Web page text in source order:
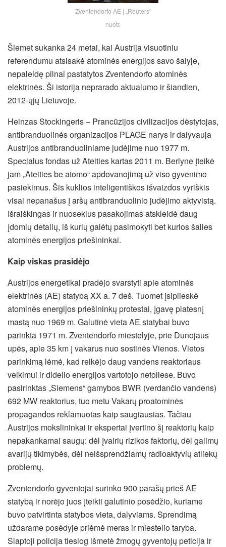
Zventendorfo AE | „Reuters“
nuotr.
Šiemet sukanka 24 metai, kai Austrija visuotiniu
referendumu atsisakė atominės energijos savo šalyje,
nepaleidę pilnai pastatytos Zventendorfo atominės
elektrinės. Ši istorija neprarado aktualumo ir šiandien,
2012-ųjų Lietuvoje.
Heinzas Stockingeris – Prancūzijos civilizacijos dėstytojas,
antibranduolinės organizacijos PLAGE narys ir dalyvauja
Austrijos antibranduoliniame judėjime nuo 1977 m.
Specialus fondas už Ateities kartas 2011 m. Berlyne įteikė
jam „Ateities be atomo“ apdovanojimą už viso gyvenimo
pasiekimus. Šis kuklios inteligentiškos išvaizdos vyriškis
visai nepanašus į aršų antibranduolinio judėjimo aktyvistą.
Išraiškingas ir nuoseklus pasakojimas atskleidė daug
įdomių detalių, iš kurių galėtų pasimokyti bet kurios šalies
atominės energijos priešininkai.
Kaip viskas prasidėjo
Austrijos energetikai pradėjo svarstyti apie atominės
elektrinės (AE) statybą XX a. 7 deš. Tuomet įsiplieskė
atominės energijos priešininkų protestai, įgavę platesnį
mastą nuo 1969 m. Galutinė vieta AE statybai buvo
parinkta 1971 m. Zventendorfo miestelyje, prie Dunojaus
upės, apie 35 km į vakarus nuo sostinės Vienos. Vietos
parinkimą lėmė, kad reikėjo daug vandens reaktoriaus
veikimui ir didelio energijos vartotojo netoliese. Buvo
pasirinktas „Siemens“ gamybos BWR (verdančio vandens)
692 MW reaktorius, tuo metu Vakarų proatominės
propagandos reklamuotas kaip saugiausias. Tačiau
Austrijos mokslininkai ir ekspertai įvertino šį reaktorių kaip
nepakankamai saugų: dėl įvairių rizikos faktorių, dėl galimų
avarijų tikimybės, dėl neišsprendžiamų radioaktyvių atliekų
problemų.
Zventendorfo gyventojai surinko 900 parašų prieš AE
statybą ir norėjo juos įteikti galutinio posėdžio, kuriame
buvo patvirtinta statybos vieta, dalyviams. Sprendimą
uždarame posėdyje priėmė meras ir miestelio taryba.
Slaptoji policija tiesiog išmetė žmogų gyventojų peticija ir